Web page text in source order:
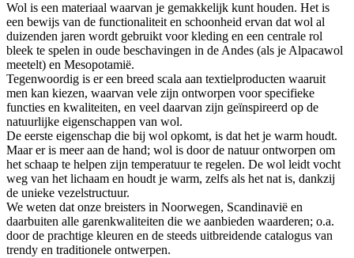
Wol is een materiaal waarvan je gemakkelijk kunt houden. Het is
een bewijs van de functionaliteit en schoonheid ervan dat wol al
duizenden jaren wordt gebruikt voor kleding en een centrale rol
bleek te spelen in oude beschavingen in de Andes (als je Alpacawol
meetelt) en Mesopotamië.
Tegenwoordig is er een breed scala aan textielproducten waaruit
men kan kiezen, waarvan vele zijn ontworpen voor specifieke
functies en kwaliteiten, en veel daarvan zijn geïnspireerd op de
natuurlijke eigenschappen van wol.
De eerste eigenschap die bij wol opkomt, is dat het je warm houdt.
Maar er is meer aan de hand; wol is door de natuur ontworpen om
het schaap te helpen zijn temperatuur te regelen. De wol leidt vocht
weg van het lichaam en houdt je warm, zelfs als het nat is, dankzij
de unieke vezelstructuur.
We weten dat onze breisters in Noorwegen, Scandinavië en
daarbuiten alle garenkwaliteiten die we aanbieden waarderen; o.a.
door de prachtige kleuren en de steeds uitbreidende catalogus van
trendy en traditionele ontwerpen.